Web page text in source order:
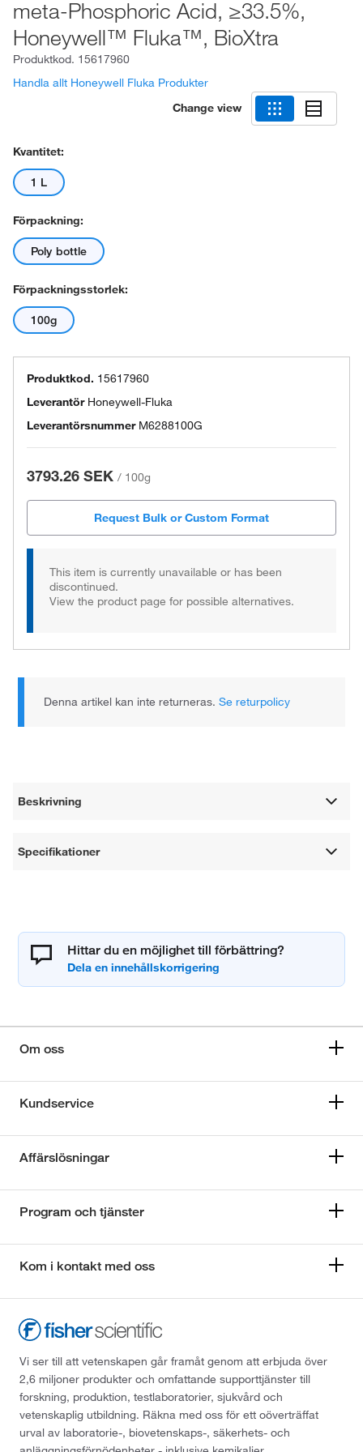
meta-Phosphoric Acid, ≥33.5%,
Honeywell™ Fluka™, BioXtra
Produktkod. 15617960
Handla allt Honeywell Fluka Produkter
Change view
Kvantitet:
1 L
Förpackning:
Poly bottle
Förpackningsstorlek:
100g
Produktkod. 15617960
Leverantör Honeywell-Fluka
Leverantörsnummer M6288100G
3793.26 SEK / 100g
Request Bulk or Custom Format
This item is currently unavailable or has been
discontinued.
View the product page for possible alternatives.
Denna artikel kan inte returneras.Se returpolicy
Beskrivning
Specifikationer
Hittar du en möjlighet till förbättring?
Om oss
Kundservice
Affärslösningar
Program och tjänster
Kom i kontakt med oss
Vi ser till att vetenskapen går framåt genom att erbjuda över
2,6 miljoner produkter och omfattande supporttjänster till
forskning, produktion, testlaboratorier, sjukvård och
vetenskaplig utbildning. Räkna med oss för ett oöverträffat
urval av laboratorie-, biovetenskaps-, säkerhets- och